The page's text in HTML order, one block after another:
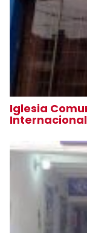
Iglesia
Internacional